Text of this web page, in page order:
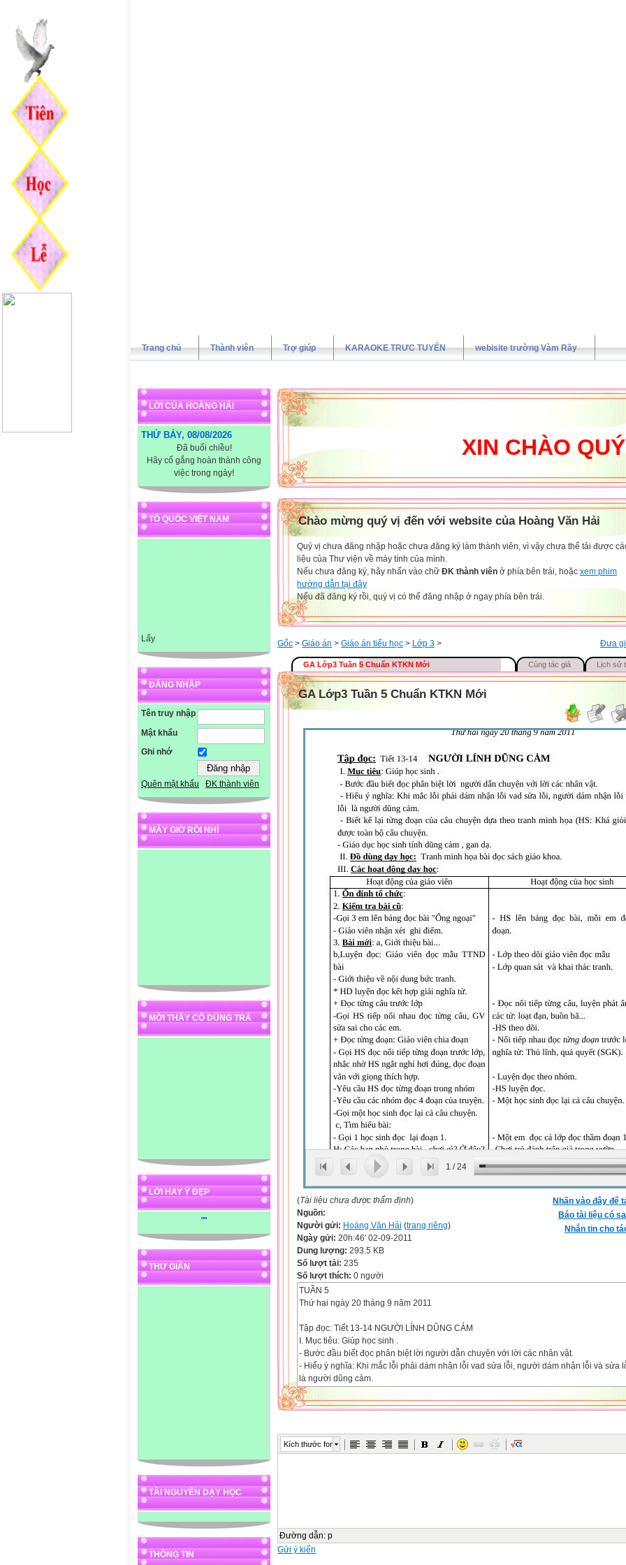
Trang chủ Thành viên Trợ giúp KARAOKE TRƯC TUYẾN webisite trường Vàm Rầy
LỜI CỦA HOÀNG HẢI
THỨ BẢY, 08/08/2026
Đã buổi chiều!
Hãy cố gắng hoàn thành công
việc trong ngày!
TỔ QUỐC VIỆT NAM
Lấy
ĐĂNG NHẬP
Tên truy nhập
Mật khẩu
Ghi nhớ
Quên mật khẩu ĐK thành viên
MẤY GIỜ RỒI NHỈ
MỜI THẦY CÔ DÙNG TRÀ
LỜI HAY Ý ĐẸP
""
THƯ GIÃN
TÀI NGUYÊN DẠY HỌC
THÔNG TIN
XIN CHÀO QUÝ
Chào mừng quý vị đến với website của Hoàng Văn Hải
Quý vị chưa đăng nhập hoặc chưa đăng ký làm thành viên, vì vậy chưa thể tải được
liệu của Thư viện về máy tính của mình.
Nếu chưa đăng ký, hãy nhấn vào chữ ĐK thành viên ở phía bên trái, hoặc xem phim
hướng dẫn tại đây
Nếu đã đăng ký rồi, quý vị có thể đăng nhập ở ngay phía bên trái.
Đưa
Gốc > Giáo án > Giáo án tiểu học > Lớp 3 >
GA Lớp3 Tuần 5 Chuẩn KTKN Mới Cùng tác giả Lịch sử
GA Lớp3 Tuần 5 Chuẩn KTKN Mới
1 /24
Nhấn vào đây để
Báo tài liệu có
Nhắn tin cho
(Tài liệu chưa được thẩm định)
Nguồn:
Người gửi: Hoàng Văn Hải (trang riêng)
Ngày gửi: 20h:46' 02-09-2011
Dung lượng: 293.5 KB
Số lượt tải: 235
Số lượt thích: 0 người
TUẦN 5
Thứ hai ngày 20 tháng 9 năm 2011
Tập đọc: Tiết 13-14 NGƯỜI LÍNH DŨNG CẢM
I. Mục tiêu: Giúp học sinh .
- Bước đầu biết đọc phân biệt lời người dẫn chuyện với lời các nhân vật.
- Hiểu ý nghĩa: Khi mắc lỗi phải dám nhận lỗi vad sửa lỗi, người dám nhận lỗi và sửa
là người dũng cảm.
- Biết kể lại từng đoạn của câu chuyện dựa theo tranh minh họa (HS: Khá giỏi kể lại
toàn bộ câu chuyện.
III. Các hoạt động dạy học:
Hoạt động của giáo viên
- Giáo viên nhận xét ghi điểm.
3. Bài mới: a, Giới thiệu bài...
b,Luyện đọc: Giáo viên đọc mẫu TTND bài
Kích thước font
Đường dẫn: p
Gửi ý kiến